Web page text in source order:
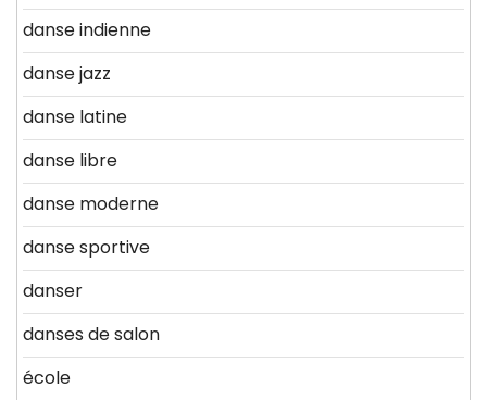
danse indienne
danse jazz
danse latine
danse libre
danse moderne
danse sportive
danser
danses de salon
école